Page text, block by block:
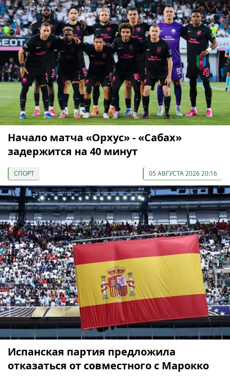
Начало матча «Орхус» - «Сабах»
задержится на 40 минут
СПОРТ 05 АВГУСТА 2026 20:16
Испанская партия предложила
отказаться от совместного с Марокко